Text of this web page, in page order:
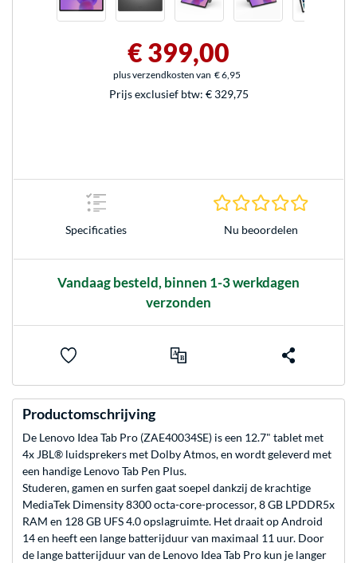
€ 399,00
plus verzendkosten van € 6,95
Prijs exclusief btw: € 329,75
Specificaties Nu beoordelen
Vandaag besteld, binnen 1-3 werkdagen
verzonden
Productomschrijving
De Lenovo Idea Tab Pro (ZAE40034SE) is een 12.7" tablet met
4x JBL® luidsprekers met Dolby Atmos, en wordt geleverd met
een handige Lenovo Tab Pen Plus.
Studeren, gamen en surfen gaat soepel dankzij de krachtige
MediaTek Dimensity 8300 octa-core-processor, 8 GB LPDDR5x
RAM en 128 GB UFS 4.0 opslagruimte. Het draait op Android
14 en heeft een lange batterijduur van maximaal 11 uur. Door
de lange batterijduur van de Lenovo Idea Tab Pro kun je langer